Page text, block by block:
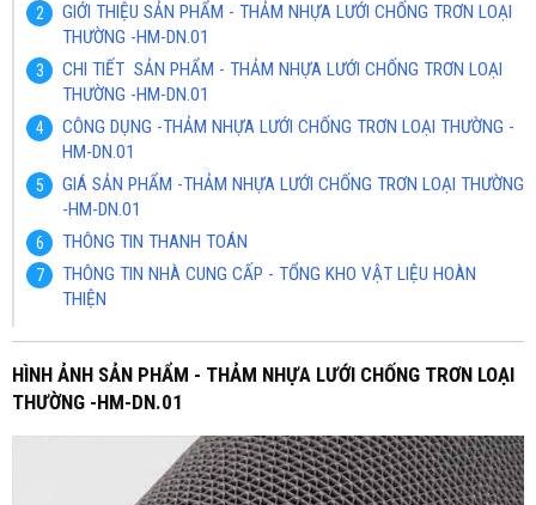
GIỚI THIỆU SẢN PHẨM - THẢM NHỰA LƯỚI CHỐNG TRƠN LOẠI
THƯỜNG -HM-DN.01
CHI TIẾT SẢN PHẨM - THẢM NHỰA LƯỚI CHỐNG TRƠN LOẠI
THƯỜNG -HM-DN.01
CÔNG DỤNG -THẢM NHỰA LƯỚI CHỐNG TRƠN LOẠI THƯỜNG -
HM-DN.01
GIÁ SẢN PHẨM -THẢM NHỰA LƯỚI CHỐNG TRƠN LOẠI THƯỜNG
-HM-DN.01
THÔNG TIN THANH TOÁN
THÔNG TIN NHÀ CUNG CẤP - TỔNG KHO VẬT LIỆU HOÀN
THIỆN
HÌNH ẢNH SẢN PHẨM - THẢM NHỰA LƯỚI CHỐNG TRƠN LOẠI
THƯỜNG -HM-DN.01